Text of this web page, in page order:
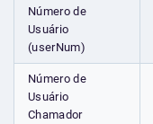
Número de
Usuário
(userNum)
Número de
Usuário
Chamador